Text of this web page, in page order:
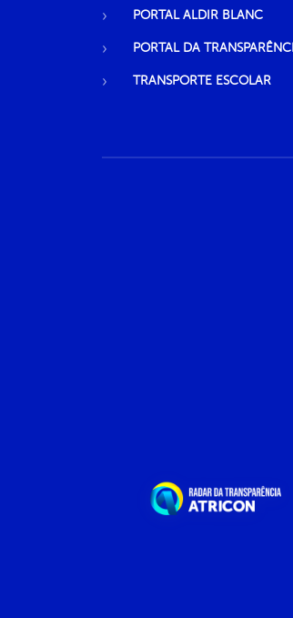
PORTAL ALDIR BLANC
PORTAL DA
TRANSPORTE ESCOLAR